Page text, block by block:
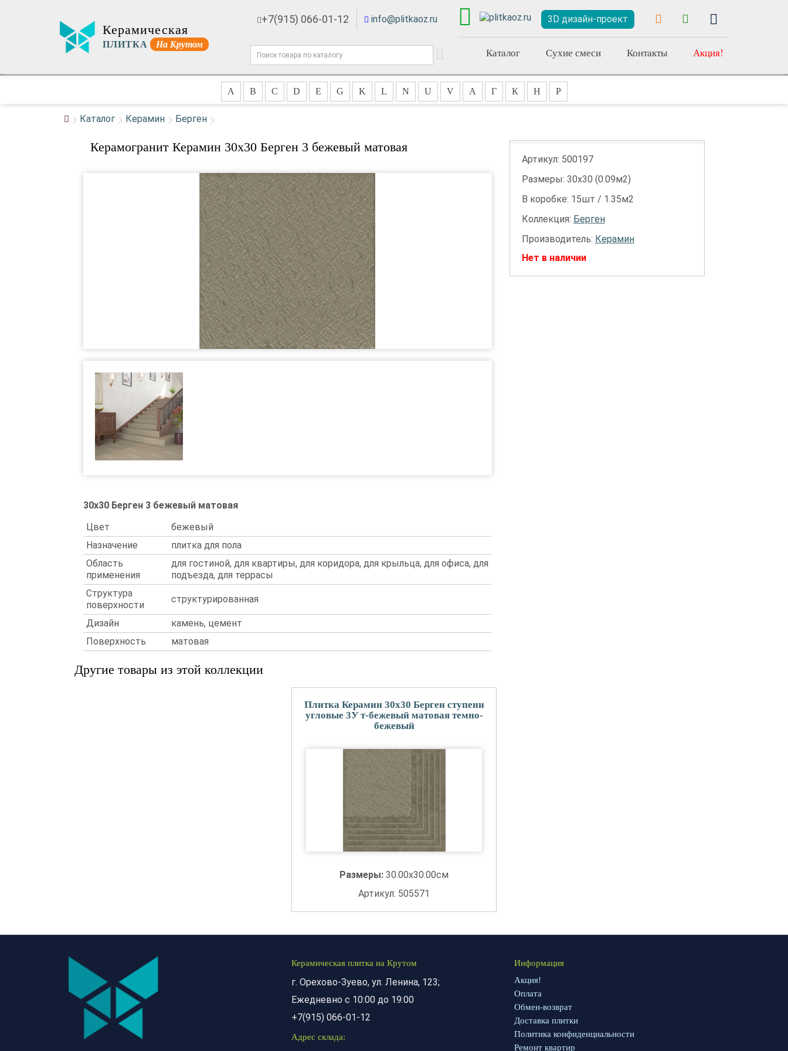
Керамическая
ПЛИТКА На Крутом
+7(915) 066-01-12 info@plitkaoz.ru 3D дизайн-проект
Каталог Сухие смеси Контакты Акция!
A B C D E G K L N U V А Г К Н Р
Каталог Керамин Берген
Керамогранит Керамин 30x30 Берген 3 бежевый матовая
30x30 Берген 3 бежевый матовая
Цвет
бежевый
Назначение
плитка для пола
Область
применения
для гостиной, для квартиры, для коридора, для крыльца, для офиса, для
подъезда, для террасы
Структура
поверхности
структурированная
Дизайн
камень, цемент
Поверхность
матовая
Артикул: 500197
Размеры: 30х30 (0.09м2)
В коробке: 15шт / 1.35м2
Коллекция: Берген
Производитель: Керамин
Нет в наличии
Другие товары из этой коллекции
Плитка Керамин 30x30 Берген ступени
угловые 3У т-бежевый матовая темно-
бежевый
Размеры: 30.00x30.00см
Артикул: 505571
Керамическая плитка на Крутом
г. Орехово-Зуево, ул. Ленина, 123;
Ежедневно с 10:00 до 19:00
+7(915) 066-01-12
Адрес склада:
Информация
Акция!
Оплата
Обмен-возврат
Доставка плитки
Политика конфиденциальности
Ремонт квартир